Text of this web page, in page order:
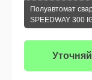
Полуавтомат
SPEEDWAY 300